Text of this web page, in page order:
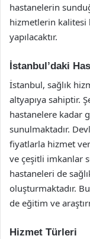
hastanelerin
hizmetlerin kalitesi
yapılacaktır.
İstanbul’daki
İstanbul, sağlık
altyapıya sahiptir.
hastanelere kadar
sunulmaktadır.
fiyatlarla hizmet
ve çeşitli imkanlar
hastaneleri de
oluşturmaktadır.
de eğitim ve
Hizmet Türleri